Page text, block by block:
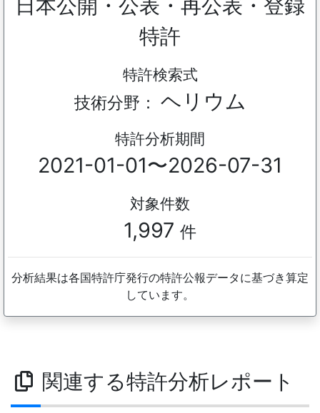
日本公開・公表・再公表・登録
特許
特許検索式
技術分野： ヘリウム
特許分析期間
2021-01-01〜2026-07-31
対象件数
1,997 件
分析結果は各国特許庁発行の特許公報データに基づき算定
しています。
関連する特許分析レポート